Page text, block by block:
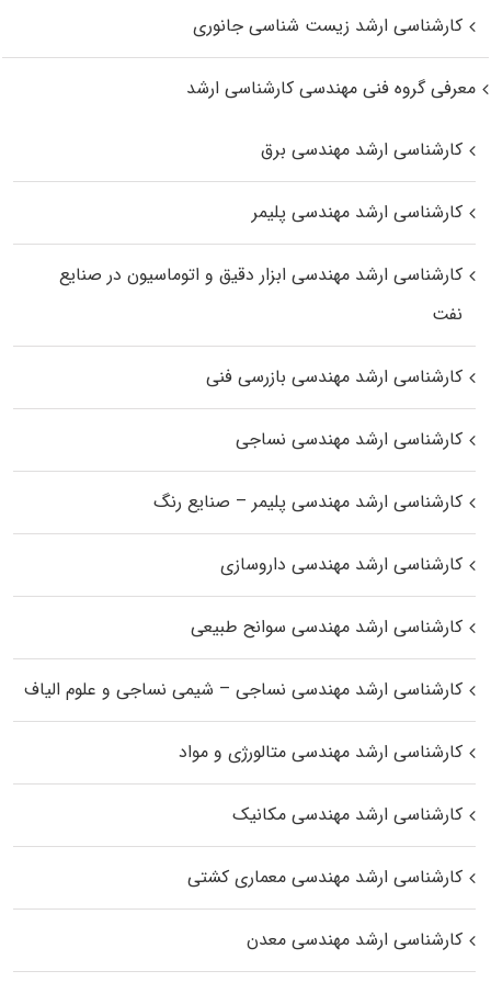
کارشناسی ارشد زیست‌ شناسی جانوری
معرفی گروه فنی مهندسی کارشناسی ارشد
کارشناسی ارشد مهندسی برق
کارشناسی ارشد مهندسی پلیمر
کارشناسی ارشد مهندسی ابزار دقیق و اتوماسیون در صنایع
نفت
کارشناسی ارشد مهندسی بازرسی فنی
کارشناسی ارشد مهندسی نساجی
کارشناسی ارشد مهندسی پلیمر – صنایع رنگ
کارشناسی ارشد مهندسی داروسازی
کارشناسی ارشد مهندسی سوانح طبیعی
کارشناسی ارشد مهندسی نساجی – شیمی نساجی و علوم الیاف
کارشناسی ارشد مهندسی متالورژی و مواد
کارشناسی ارشد مهندسی مکانیک
کارشناسی ارشد مهندسی معماری کشتی
کارشناسی ارشد مهندسی معدن